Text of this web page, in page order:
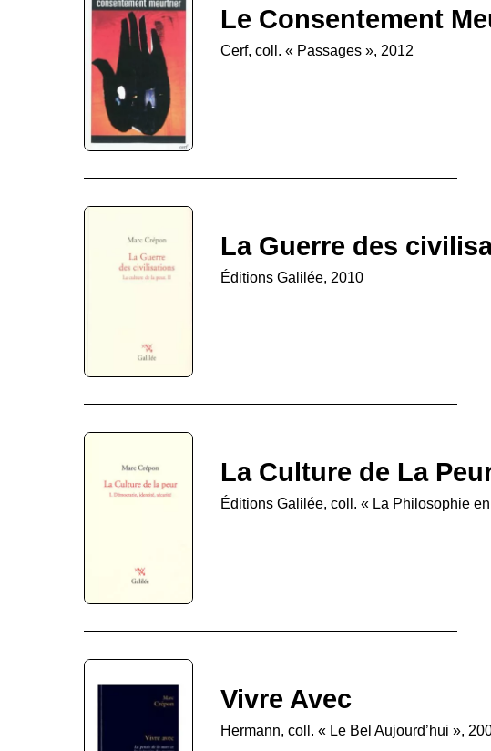
Le Consentement
Cerf, coll. « Passages », 2012
La Guerre des
Éditions Galilée, 2010
La Culture de La
Éditions Galilée, coll. « La Philosophie
Vivre Avec
Hermann, coll. « Le Bel Aujourd’hui »,